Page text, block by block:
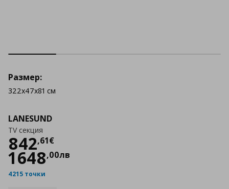
LANESUND
TV секция
842,61€
Цена
1648,00лв
4215 точки
Размер:
322x47x81 см